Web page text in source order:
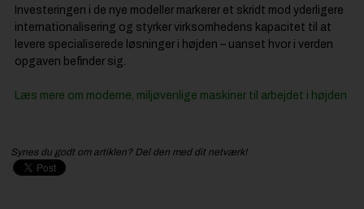
Investeringen i de nye modeller markerer et skridt mod yderligere
internationalisering og styrker virksomhedens kapacitet til at
levere specialiserede løsninger i højden – uanset hvor i verden
opgaven befinder sig.
Læs mere om moderne, miljøvenlige maskiner til arbejdet i højden
Synes du godt om artiklen? Del den med dit netværk!